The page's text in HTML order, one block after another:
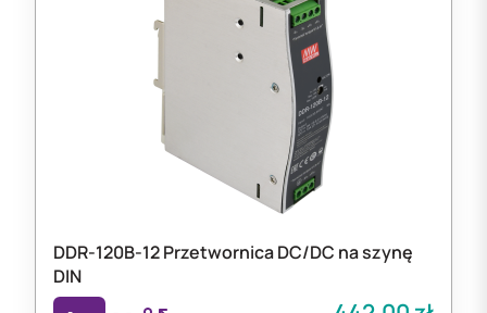
DDR-120B-12 Przetwornica DC/DC na szynę
DIN